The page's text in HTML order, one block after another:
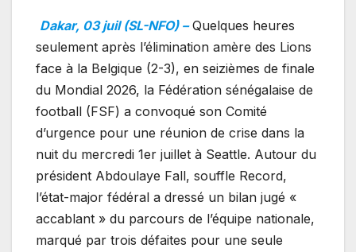
Dakar, 03 juil (SL-NFO) – Quelques heures
seulement après l’élimination amère des Lions
face à la Belgique (2-3), en seizièmes de finale
du Mondial 2026, la Fédération sénégalaise de
football (FSF) a convoqué son Comité
d’urgence pour une réunion de crise dans la
nuit du mercredi 1er juillet à Seattle. Autour du
président Abdoulaye Fall, souffle Record,
l’état-major fédéral a dressé un bilan jugé «
accablant » du parcours de l’équipe nationale,
marqué par trois défaites pour une seule